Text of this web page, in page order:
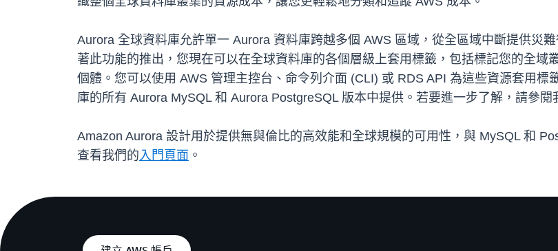
Aurora 全球資料庫允許單一 Aurora 資料庫跨越多個 AWS 區域，從全區域中斷提供災
著此功能的推出，您現在可以在全球資料庫的各個層級上套用標籤，包括標記您的全
個體。您可以使用 AWS 管理主控台、命令列介面 (CLI) 或 RDS API 為這些資源套用標
庫的所有 Aurora MySQL 和 Aurora PostgreSQL 版本中提供。若要進一步了解，請參閱
Amazon Aurora 設計用於提供無與倫比的高效能和全球規模的可用性，與 MySQL 和
查看我們的入門頁面 。